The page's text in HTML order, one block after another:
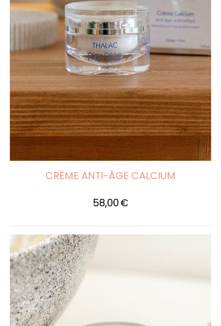
CRÈME ANTI-ÂGE CALCIUM
58,00€